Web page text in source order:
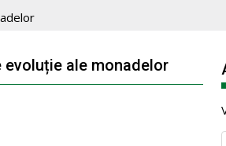
ale monadelor